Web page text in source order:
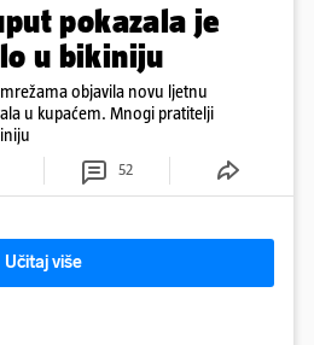
pokazala je
u bikiniju
objavila novu ljetnu
u kupaćem. Mnogi pratitelji
52
Učitaj više